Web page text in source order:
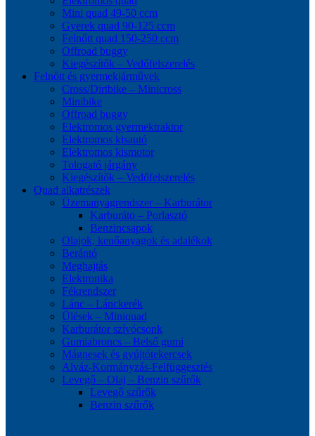
Mini quad 49-50 ccm
Gyerek quad 90-125 ccm
Felnőtt quad 150-250 ccm
Offroad buggy
Kiegészítők – Vedőfelszerelés
Felnőtt és gyermekjárművek
Cross/Dirtbike – Minicross
Minibike
Offroad buggy
Elektromos gyermektraktor
Elektromos kisautó
Elektromos kismotor
Tologató járgány
Kiegészítők – Vedőfelszerelés
Quad alkatrészek
Üzemanyagrendszer – Karburátor
Karburáto – Porlasztó
Benzincsapok
Olajok, kenőanyagok és adalékok
Berántó
Meghajtás
Elektronika
Fékrendszer
Lánc – Lánckerék
Ülések – Miniquad
Karburátor szívócsonk
Gumiabroncs – Belső gumi
Mágnesek és gyújtótekercsek
Alváz-Kormányzás-Felfüggesztés
Levegő – Olaj – Benzin szűrők
Levegő szűrők
Benzin szűrők